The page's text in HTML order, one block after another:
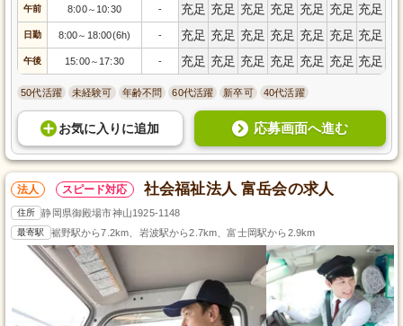
午前 8:00～ 10:30 - 充足 充足 充足 充足 充足 充足 充足
日勤 8:00～ 18:00(6h) - 充足 充足 充足 充足 充足 充足 充足
午後 15:00～ 17:30 - 充足 充足 充足 充足 充足 充足 充足
50代活躍 未経験可 年齢不問 60代活躍 新卒可 40代活躍
お気に入り に追加 応募画面へ進む
法人 スピード対応 社会福祉法人 富岳会の求人
住所 静岡県御殿場市神山1925-1148
最寄駅 裾野駅から7.2km、岩波駅から2.7km、富士岡駅から2.9km